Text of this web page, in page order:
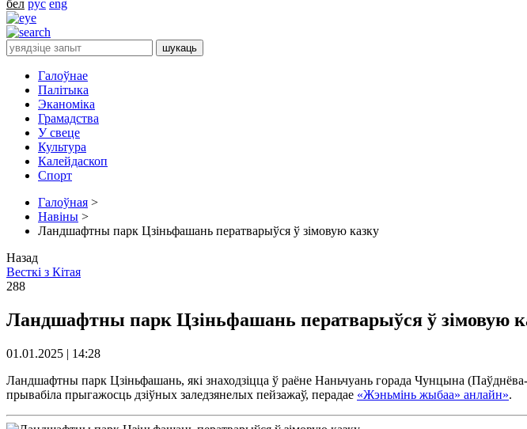
бел рус eng
Галоўнае
Палітыка
Эканоміка
Грамадства
У свеце
Культура
Калейдаскоп
Спорт
Галоўная >
Навіны >
Ландшафтны парк Цзіньфашань ператварыўся ў зімовую казку
Назад
Весткі з Кітая
288
Ландшафтны парк Цзіньфашань ператварыўся ў зімовую
01.01.2025 | 14:28
Ландшафтны парк Цзіньфашань, які знаходзіцца ў раёне Наньчуань горада Чунцына
прывабіла прыгажосць дзіўных заледзянелых пейзажаў, перадае «Жэньмінь жыбаа» анлайн».